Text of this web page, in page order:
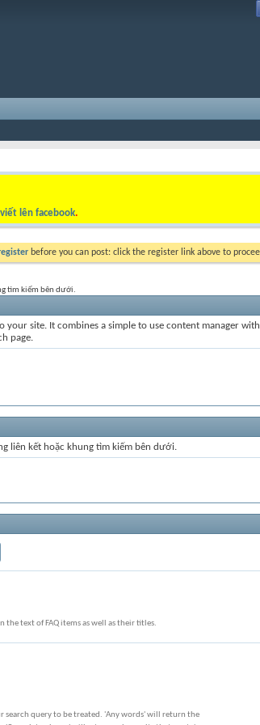
lên facebook.
before you can post: click the register link above to
tìm kiếm bên dưới.
site. It combines a simple to use content manager
page.
liên kết hoặc khung tìm kiếm bên dưới.
text of FAQ items as well as their titles.
search query to be treated. 'Any words' will return the